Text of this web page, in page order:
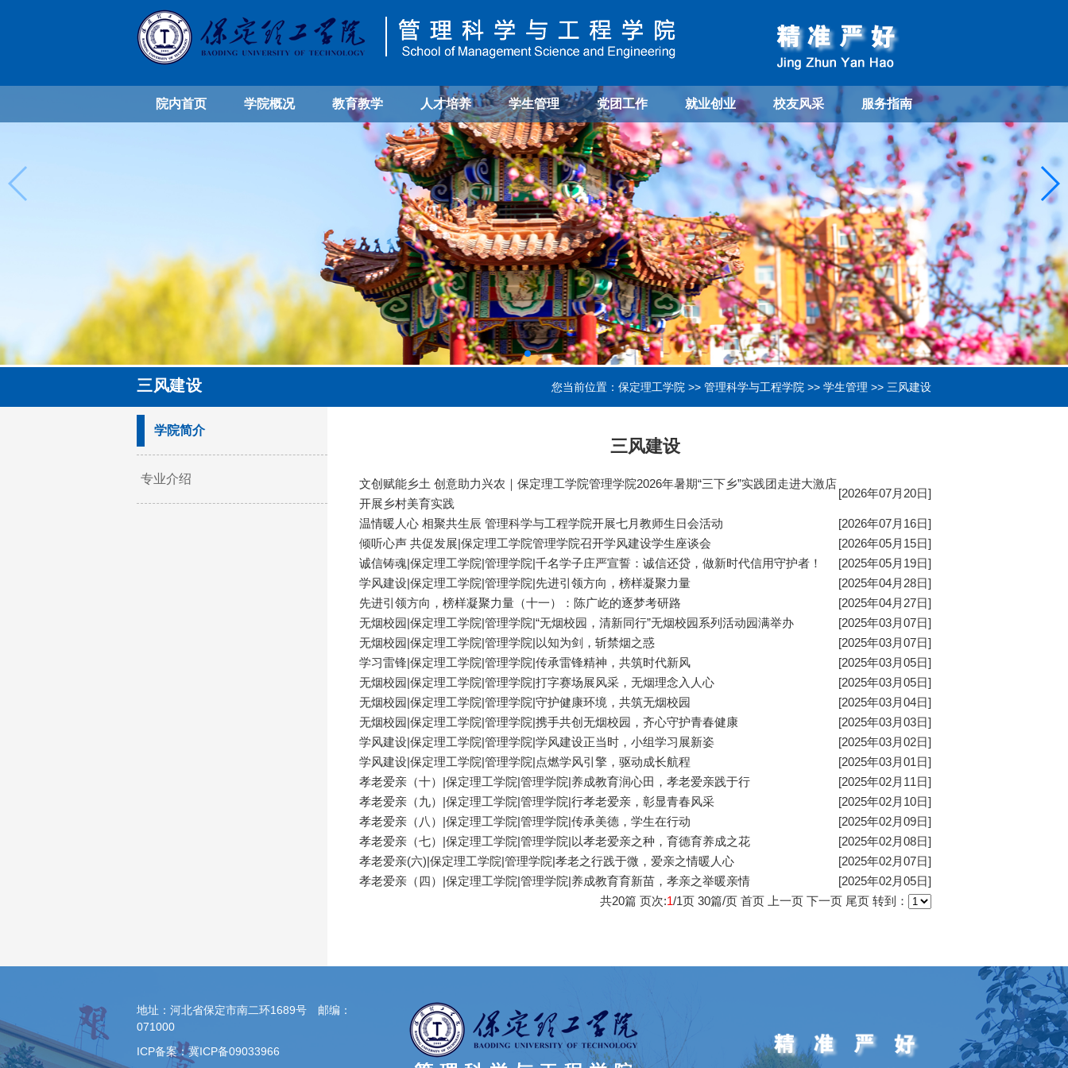
院内首页 学院概况 教育教学 人才培养 学生管理 党团工作 就业创业 校友风采 服务指南
您当前位置： 保定理工学院 >> 管理科学与工程学院 >> 学生管理 >> 三风建设
三风建设
学院简介
专业介绍
三风建设
文创赋能乡土 创意助力兴农｜保定理工学院管理学院2026年暑期“三下乡”实践团走进大激店
开展乡村美育实践
[2026年07月20日]
温情暖人心 相聚共生辰 管理科学与工程学院开展七月教师生日会活动
[2026年07月16日]
倾听心声 共促发展|保定理工学院管理学院召开学风建设学生座谈会
[2026年05月15日]
诚信铸魂|保定理工学院|管理学院|千名学子庄严宣誓：诚信还贷，做新时代信用守护者！
[2025年05月19日]
学风建设|保定理工学院|管理学院|先进引领方向，榜样凝聚力量
[2025年04月28日]
先进引领方向，榜样凝聚力量（十一）：陈广屹的逐梦考研路
[2025年04月27日]
无烟校园|保定理工学院|管理学院|“无烟校园，清新同行”无烟校园系列活动园满举办
[2025年03月07日]
无烟校园|保定理工学院|管理学院|以知为剑，斩禁烟之惑
[2025年03月07日]
学习雷锋|保定理工学院|管理学院|传承雷锋精神，共筑时代新风
[2025年03月05日]
无烟校园|保定理工学院|管理学院|打字赛场展风采，无烟理念入人心
[2025年03月05日]
无烟校园|保定理工学院|管理学院|守护健康环境，共筑无烟校园
[2025年03月04日]
无烟校园|保定理工学院|管理学院|携手共创无烟校园，齐心守护青春健康
[2025年03月03日]
学风建设|保定理工学院|管理学院|学风建设正当时，小组学习展新姿
[2025年03月02日]
学风建设|保定理工学院|管理学院|点燃学风引擎，驱动成长航程
[2025年03月01日]
孝老爱亲（十）|保定理工学院|管理学院|养成教育润心田，孝老爱亲践于行
[2025年02月11日]
孝老爱亲（九）|保定理工学院|管理学院|行孝老爱亲，彰显青春风采
[2025年02月10日]
孝老爱亲（八）|保定理工学院|管理学院|传承美德，学生在行动
[2025年02月09日]
孝老爱亲（七）|保定理工学院|管理学院|以孝老爱亲之种，育德育养成之花
[2025年02月08日]
孝老爱亲(六)|保定理工学院|管理学院|孝老之行践于微，爱亲之情暖人心
[2025年02月07日]
孝老爱亲（四）|保定理工学院|管理学院|养成教育育新苗，孝亲之举暖亲情
[2025年02月05日]
共20篇 页次:1/1页 30篇/页 首页 上一页 下一页 尾页 转到：
地址：河北省保定市南二环1689号 邮编：
071000
ICP备案：冀ICP备09033966